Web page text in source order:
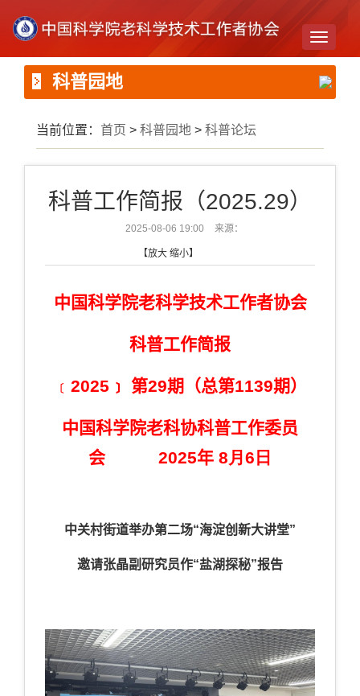
Toggle
科普园地
当前位置： 首页 > 科普园地 > 科普论坛
科普工作简报（2025.29）
2025-08-06 19:00 来源：
【放大 缩小】
中国科学院老科学技术工作者协会
科普工作简报
﹝ 2025 ﹞ 第29期（总第1139期）
中国科学院老科协科普工作委员
会 2025年 8 月 6 日
中关村街道举办第二场“海淀创新大讲堂”
邀请张晶副研究员作“盐湖探秘”报告